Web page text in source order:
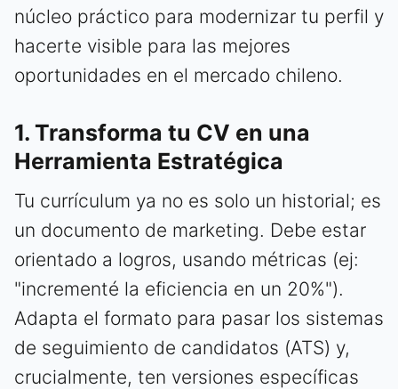
núcleo práctico para modernizar tu perfil y
hacerte visible para las mejores
oportunidades en el mercado chileno.
1. Transforma tu CV en una
Herramienta Estratégica
Tu currículum ya no es solo un historial; es
un documento de marketing. Debe estar
orientado a logros, usando métricas (ej:
"incrementé la eficiencia en un 20%").
Adapta el formato para pasar los sistemas
de seguimiento de candidatos (ATS) y,
crucialmente, ten versiones específicas